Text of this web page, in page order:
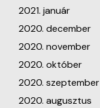
2021. január
2020. december
2020. november
2020. október
2020. szeptember
2020. augusztus